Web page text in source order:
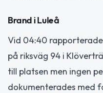
Brand i Luleå
Vid 04:40
på riksväg 94 i
till platsen men ingen
dokumenterades med